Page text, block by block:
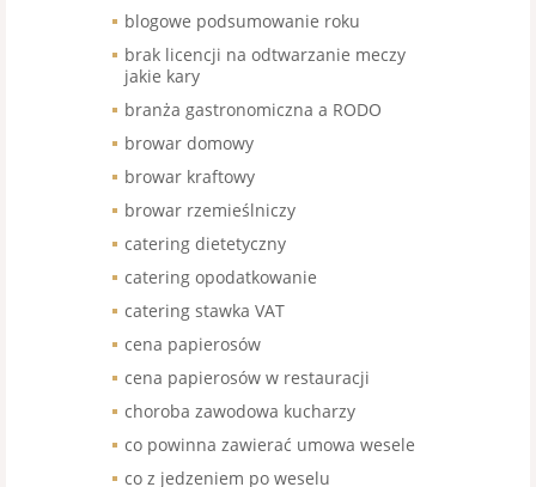
blogowe podsumowanie roku
brak licencji na odtwarzanie meczy
jakie kary
branża gastronomiczna a RODO
browar domowy
browar kraftowy
browar rzemieślniczy
catering dietetyczny
catering opodatkowanie
catering stawka VAT
cena papierosów
cena papierosów w restauracji
choroba zawodowa kucharzy
co powinna zawierać umowa wesele
co z jedzeniem po weselu